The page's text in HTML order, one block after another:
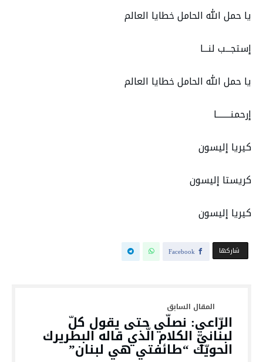
يا حمل الله الحامل خطايا العالم
إستجـــب لنـــا
يا حمل الله الحامل خطايا العالم
إرحمنــــــــا
كيريا إليسون
كريستا إليسون
كيريا إليسون
‫‫ شاركها‬ Facebook
الرّاعي: نصلّي حتى يقول كلّ
لبنانيّ الكلام الّذي قاله البطريرك
الحويّك “طائفتي هي لبنان”